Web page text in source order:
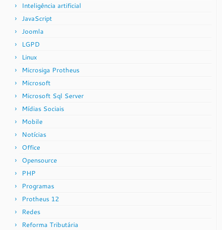
Inteligência artificial
JavaScript
Joomla
LGPD
Linux
Microsiga Protheus
Microsoft
Microsoft Sql Server
Mídias Sociais
Mobile
Notícias
Office
Opensource
PHP
Programas
Protheus 12
Redes
Reforma Tributária